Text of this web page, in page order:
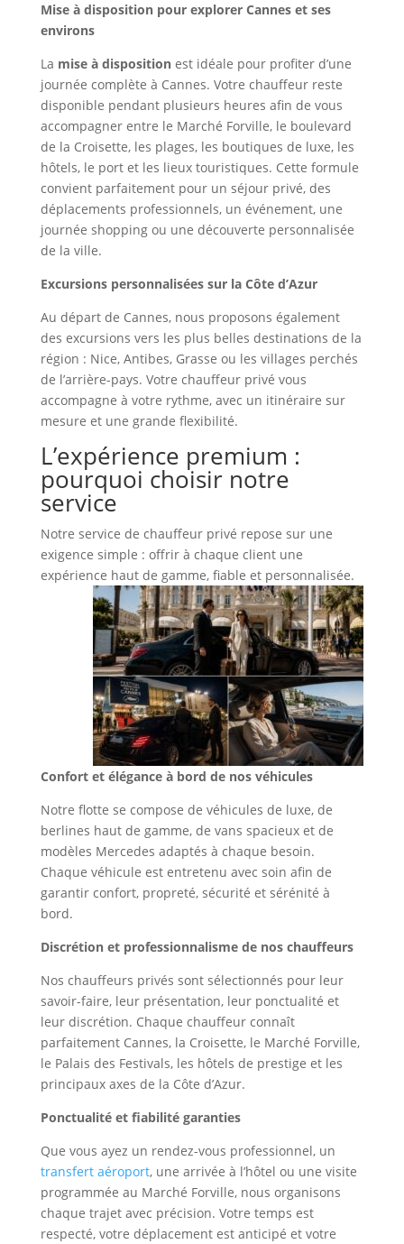
Mise à disposition pour explorer Cannes et ses
environs
La mise à dispositionest idéale pour profiter d’une
journée complète à Cannes. Votre chauffeur reste
disponible pendant plusieurs heures afin de vous
accompagner entre le Marché Forville, le boulevard
de la Croisette, les plages, les boutiques de luxe, les
hôtels, le port et les lieux touristiques. Cette formule
convient parfaitement pour un séjour privé, des
déplacements professionnels, un événement, une
journée shopping ou une découverte personnalisée
de la ville.
Excursions personnalisées sur la Côte d’Azur
Au départ de Cannes, nous proposons également
des excursions vers les plus belles destinations de la
région : Nice, Antibes, Grasse ou les villages perchés
de l’arrière-pays. Votre chauffeur privé vous
accompagne à votre rythme, avec un itinéraire sur
mesure et une grande flexibilité.
L’expérience premium :
pourquoi choisir notre
service
Notre service de chauffeur privé repose sur une
exigence simple : offrir à chaque client une
expérience haut de gamme, fiable et personnalisée.
Confort et élégance à bord de nos véhicules
Notre flotte se compose de véhicules de luxe, de
berlines haut de gamme, de vans spacieux et de
modèles Mercedes adaptés à chaque besoin.
Chaque véhicule est entretenu avec soin afin de
garantir confort, propreté, sécurité et sérénité à
bord.
Discrétion et professionnalisme de nos chauffeurs
Nos chauffeurs privés sont sélectionnés pour leur
savoir-faire, leur présentation, leur ponctualité et
leur discrétion. Chaque chauffeur connaît
parfaitement Cannes, la Croisette, le Marché Forville,
le Palais des Festivals, les hôtels de prestige et les
principaux axes de la Côte d’Azur.
Ponctualité et fiabilité garanties
Que vous ayez un rendez-vous professionnel, un
transfert aéroport, une arrivée à l’hôtel ou une visite
programmée au Marché Forville, nous organisons
chaque trajet avec précision. Votre temps est
respecté, votre déplacement est anticipé et votre